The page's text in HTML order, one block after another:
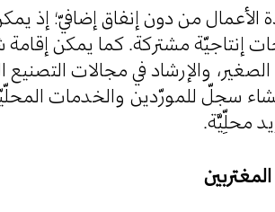
الأعمال من دون إنفاق إضافيّ؛ إذ
إنتاجيّة مشتركة. كما يمكن
والإرشاد في مجالات
سجلّ للمورّدين والخدمات
محلِّيَّة.